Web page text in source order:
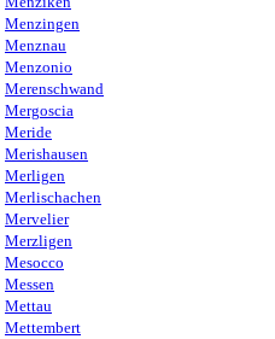
Menzingen
Menznau
Menzonio
Merenschwand
Mergoscia
Meride
Merishausen
Merligen
Merlischachen
Mervelier
Merzligen
Mesocco
Messen
Mettau
Mettembert